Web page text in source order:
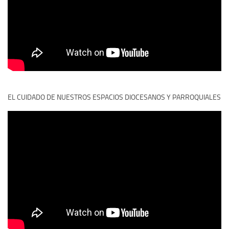
EL CUIDADO DE NUESTROS ESPACIOS DIOCESANOS Y PARROQUIALES